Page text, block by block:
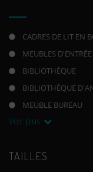
CADRES DE LIT EN
MEUBLES
BIBLIOTHÈQUE
BIBLIOTHÈQUE
MEUBLE BUREAU
Voir plus
TAILLES